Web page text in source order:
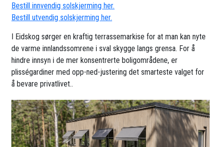
Bestill innvendig solskjerming her.
Bestill utvendig solskjerming her.
I Eidskog sørger en kraftig terrassemarkise for at man kan nyte
de varme innlandssomrene i sval skygge langs grensa. For å
hindre innsyn i de mer konsentrerte boligområdene, er
plisségardiner med opp-ned-justering det smarteste valget for
å bevare privatlivet..